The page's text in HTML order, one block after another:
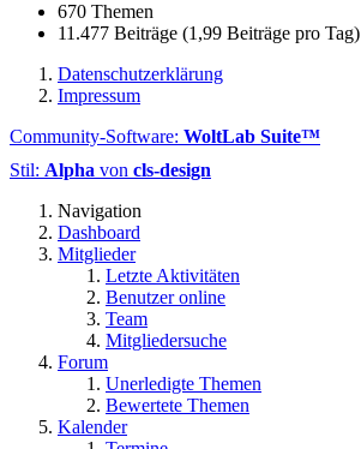
670 Themen
11.477 Beiträge (1,99 Beiträge pro Tag)
Datenschutzerklärung
Impressum
Community-Software: WoltLab Suite™
Stil: Alpha von cls-design
Navigation
Dashboard
Mitglieder
Letzte Aktivitäten
Benutzer online
Team
Mitgliedersuche
Forum
Unerledigte Themen
Bewertete Themen
Kalender